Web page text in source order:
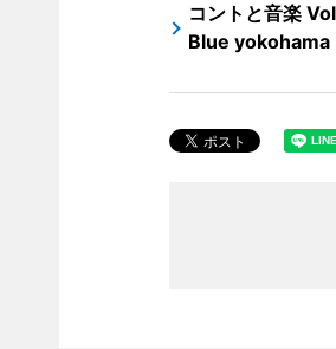
コントと音楽
Blue yokohama